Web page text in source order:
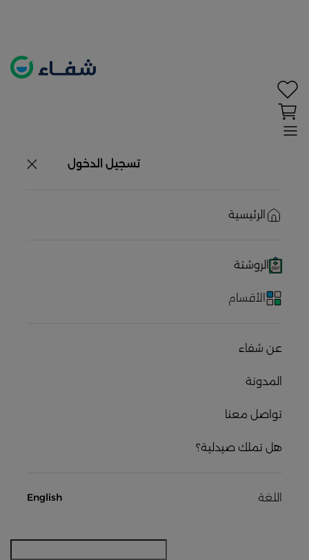
تسجيل الدخول
الرئيسية
الروشتة
الأقسام
عن شفاء
المدونة
تواصل معنا
هل تملك صيدلية؟
اللغة English